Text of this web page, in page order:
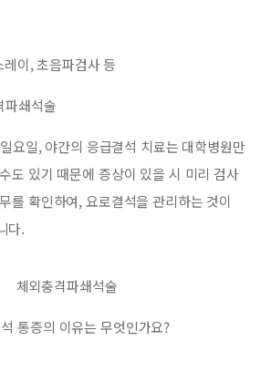
이, 초음파검사 등
파쇄석술
요일, 야간의 응급결석 치료는 대학병원만
도 있기 때문에 증상이 있을 시 미리 검사
를 확인하여, 요로결석을 관리하는 것이
다.
체외충격파쇄석술
통증의 이유는 무엇인가요?